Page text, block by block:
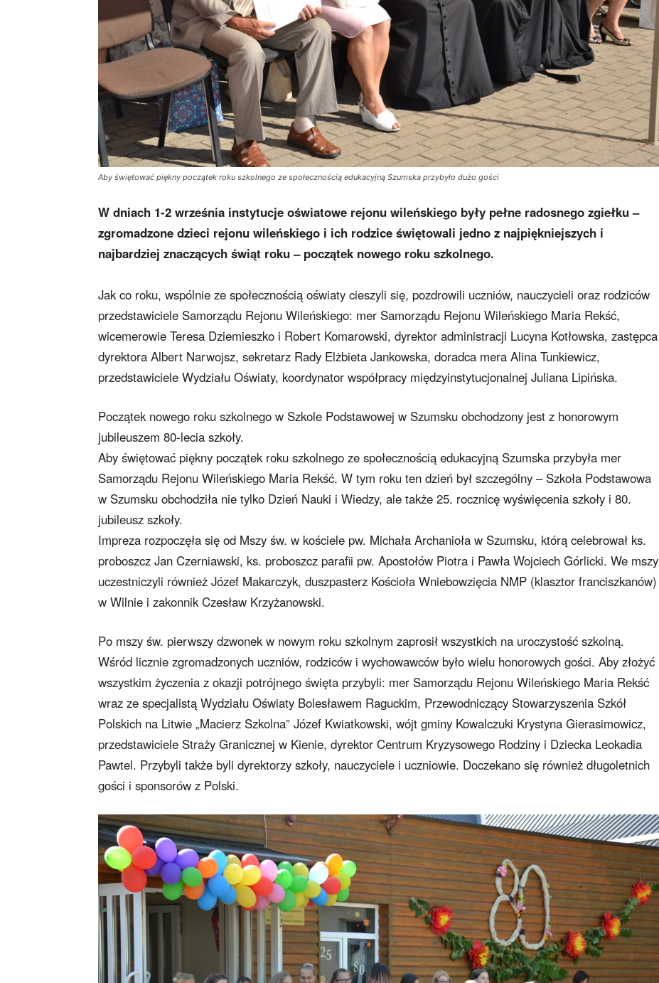
Aby świętować piękny początek roku szkolnego ze społecznością edukacyjną Szumska przybyło dużo gości
W dniach 1-2 września instytucje oświatowe rejonu wileńskiego były pełne radosnego zgiełku –
zgromadzone dzieci rejonu wileńskiego i ich rodzice świętowali jedno z najpiękniejszych i
najbardziej znaczących świąt roku – początek nowego roku szkolnego.
Jak co roku, wspólnie ze społecznością oświaty cieszyli się, pozdrowili uczniów, nauczycieli oraz rodziców
przedstawiciele Samorządu Rejonu Wileńskiego: mer Samorządu Rejonu Wileńskiego Maria Rekść,
wicemerowie Teresa Dziemieszko i Robert Komarowski, dyrektor administracji Lucyna Kotłowska, zastępca
dyrektora Albert Narwojsz, sekretarz Rady Elżbieta Jankowska, doradca mera Alina Tunkiewicz,
przedstawiciele Wydziału Oświaty, koordynator współpracy międzyinstytucjonalnej Juliana Lipińska.
Początek nowego roku szkolnego w Szkole Podstawowej w Szumsku obchodzony jest z honorowym
jubileuszem 80-lecia szkoły.
Aby świętować piękny początek roku szkolnego ze społecznością edukacyjną Szumska przybyła mer
Samorządu Rejonu Wileńskiego Maria Rekść. W tym roku ten dzień był szczególny – Szkoła Podstawowa
w Szumsku obchodziła nie tylko Dzień Nauki i Wiedzy, ale także 25. rocznicę wyświęcenia szkoły i 80.
jubileusz szkoły.
Impreza rozpoczęła się od Mszy św. w kościele pw. Michała Archanioła w Szumsku, którą celebrował ks.
proboszcz Jan Czerniawski, ks. proboszcz parafii pw. Apostołów Piotra i Pawła Wojciech Górlicki. We mszy
uczestniczyli również Józef Makarczyk, duszpasterz Kościoła Wniebowzięcia NMP (klasztor franciszkanów)
w Wilnie i zakonnik Czesław Krzyżanowski.
Po mszy św. pierwszy dzwonek w nowym roku szkolnym zaprosił wszystkich na uroczystość szkolną.
Wśród licznie zgromadzonych uczniów, rodziców i wychowawców było wielu honorowych gości. Aby złożyć
wszystkim życzenia z okazji potrójnego święta przybyli: mer Samorządu Rejonu Wileńskiego Maria Rekść
wraz ze specjalistą Wydziału Oświaty Bolesławem Raguckim, Przewodniczący Stowarzyszenia Szkół
Polskich na Litwie „Macierz Szkolna” Józef Kwiatkowski, wójt gminy Kowalczuki Krystyna Gierasimowicz,
przedstawiciele Straży Granicznej w Kienie, dyrektor Centrum Kryzysowego Rodziny i Dziecka Leokadia
Pawtel. Przybyli także byli dyrektorzy szkoły, nauczyciele i uczniowie. Doczekano się również długoletnich
gości i sponsorów z Polski.